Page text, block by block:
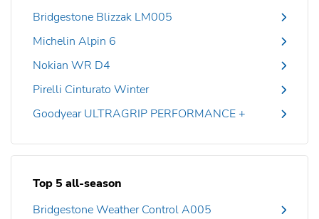
Bridgestone Blizzak LM005
Michelin Alpin 6
Nokian WR D4
Pirelli Cinturato Winter
Goodyear ULTRAGRIP PERFORMANCE +
Top 5 all-season
Bridgestone Weather Control A005